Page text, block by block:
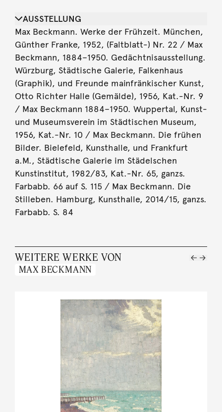
AUSSTELLUNG
Max Beckmann. Werke der Frühzeit. München,
Günther Franke, 1952, (Faltblatt-) Nr. 22 / Max
Beckmann, 1884–1950. Gedächtnisausstellung.
Würzburg, Städtische Galerie, Falkenhaus
(Graphik), und Freunde mainfränkischer Kunst,
Otto Richter Halle (Gemälde), 1956, Kat.-Nr. 9
/ Max Beckmann 1884–1950. Wuppertal, Kunst-
und Museumsverein im Städtischen Museum,
1956, Kat.-Nr. 10 / Max Beckmann. Die frühen
Bilder. Bielefeld, Kunsthalle, und Frankfurt
a.M., Städtische Galerie im Städelschen
Kunstinstitut, 1982/83, Kat.-Nr. 65, ganzs.
Farbabb. 66 auf S. 115 / Max Beckmann. Die
Stilleben. Hamburg, Kunsthalle, 2014/15, ganzs.
Farbabb. S. 84
WEITERE WERKE VON
MAX BECKMANN